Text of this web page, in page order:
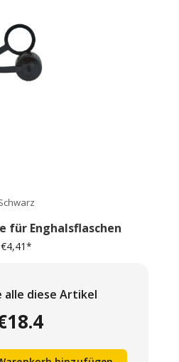
für Enghalsflaschen
€4,41*
alle diese Artikel